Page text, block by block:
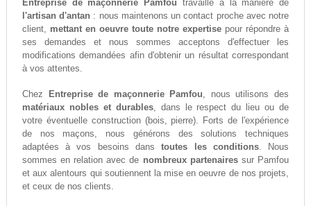
Entreprise de maçonnerie Pamfou travaille à la manière de
l'artisan d'antan : nous maintenons un contact proche avec notre
client, mettant en oeuvre toute notre expertise pour répondre à
ses demandes et nous sommes acceptons d'effectuer les
modifications demandées afin d'obtenir un résultat correspondant
à vos attentes.
Chez Entreprise de maçonnerie Pamfou, nous utilisons des
matériaux nobles et durables, dans le respect du lieu ou de
votre éventuelle construction (bois, pierre). Forts de l'expérience
de nos maçons, nous générons des solutions techniques
adaptées à vos besoins danstoutes les conditions. Nous
sommes en relation avec de nombreux partenairessur Pamfou
et aux alentours qui soutiennent la mise en oeuvre de nos projets,
et ceux de nos clients.